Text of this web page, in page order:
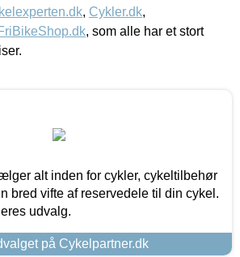
, Cykler.dk,
, som alle har et stort
alt inden for cykler, cykeltilbehør
bred vifte af reservedele til din cykel.
udvalg.
på Cykelpartner.dk